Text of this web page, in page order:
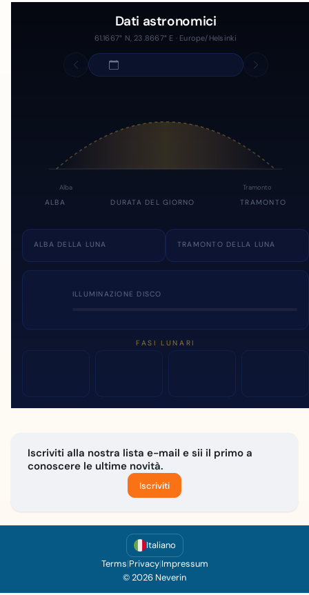
Dati astronomici
61.1667° N, 23.8667° E · Europe/Helsinki
Alba Tramonto
ALBA DURATA DEL GIORNO TRAMONTO
ALBA DELLA LUNA TRAMONTO DELLA LUNA
ILLUMINAZIONE DISCO
FASI LUNARI
Iscriviti alla nostra lista e-mail e sii il primo a
conoscere le ultime novità.
Iscriviti
Italiano
Terms|Privacy|Impressum
© 2026 Neverin